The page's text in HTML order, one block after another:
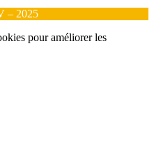
– 2025
pour améliorer les